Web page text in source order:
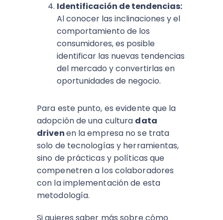
Identificación de tendencias:
Al conocer las inclinaciones y el
comportamiento de los
consumidores, es posible
identificar las nuevas tendencias
del mercado y convertirlas en
oportunidades de negocio.
Para este punto, es evidente que la
adopción de una cultura data
drivenen la empresa no se trata
solo de tecnologías y herramientas,
sino de prácticas y políticas que
compenetren a los colaboradores
con la implementación de esta
metodología.